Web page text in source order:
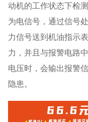
动机的工作状态下检
为电信号，通过信号
力信号送到机油指示
力，并且与报警电路
电压时，会输出报警
隐患。